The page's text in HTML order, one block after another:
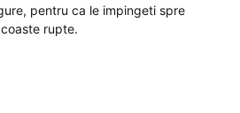
pentru ca le impingeti spre
rupte.